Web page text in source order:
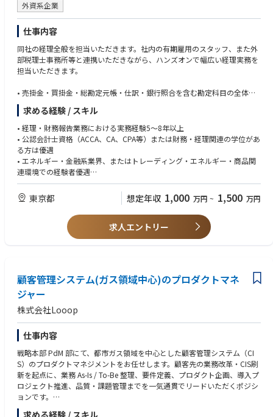
と、１Ｆ所長や現場責任者に助言・指導する専任職を担っていただくこと
を期待しています。
■配属先部署人数・構成
グループ年代別人数構成：50代1名（マネージャー）、40代1名、30代2
名、及び60代1名（福島第一原子力発電所に係る保障措置の専任職）
チーム別人数構成：1チーム
■部署の雰囲気
・上下関係なくフラットな雰囲気です。
・少人数グループのため、グループ全体のコミュニケーションは良好で
す。
・業務上に必要な英語力向上のため、メンバー全員がオンライン英会話を
受講しています（会社予算）
・福島県須賀川市【第３種電気主任技術者】
・福島県福島市【第２種電気主任技術者】
・福島県福島市【第３種電気主任技術者】
・福島県いわき市【第２種電気主任技術者】
・福島県いわき市【第３種電気主任技術者】
・福島県二本松市【第２種電気主任技術者】
・福島県楢葉町【第２種電気主任技術者】
～関東エリア～（茨城県、栃木県、群馬県、埼玉県、千葉県、東京都、神
奈川県、山梨県、長野県）
・茨城県久慈郡【第３種電気主任技術者】
・茨城県常陸太田市【第３種電気主任技術者】
・茨城県つくばみらい市【第２種電気主任技術者】
・茨城県美浦村【第２種電気主任技術者】
・茨城県高萩市【第２種電気主任技術者】
・栃木県栃木市【第２種電気主任技術者】
・栃木県栃木市【第３種電気主任技術者】
・栃木県宇都宮市【第２種電気主任技術者】
・群馬県高崎市【第２種電気主任技術者】
・千葉県市原市【第３種電気主任技術者】
・千葉県神埼町【第２種電気主任技術者】
・長野県木曽郡【第３種電気主任技術者】
・長野県木曽郡【第２種電気主任技術者】
・長野県松本市【第２種電気主任技術者】
・長野県駒ケ根市【第２種電気主任技術者】
～北陸、中部エリア～（新潟県、富山県、石川県、福井県、岐阜県、静岡
県、愛知県、三重県）
・新潟県阿賀野市【第３種電気主任技術者】
・富山県高岡市【第３種電気主任技術者】
・石川県宝達志水町【第３種電気主任技術者】
・石川県能美市【第３種電気主任技術者】
・石川県鳳珠郡穴水町【第２種電気主任技術者】
・石川県七尾市【第２種電気主任技術者】
外資系企業
仕事内容
同社の経理全般を担当いただきます。社内の有期雇用のスタッフ、また外
部税理士事務所等と連携いただきながら、ハンズオンで幅広い経理実務を
担当いただきます。
• 売掛金・買掛金・総勘定元帳・仕訳・銀行照合を含む勘定科目の全体管
理
• 月次・年次決算プロセスのリード（正確性・適時性の確保）
• 財務諸表および月次貸借対照表照合の作成
• 会計仕訳・照合の審査・承認
• グループ報告・連結業務
• IFRSおよびグループ要件に基づく本社への連結報告管理
• 消費税申告および国内税法への対応・管理
• 監査・内部統制対応
求める経験 / スキル
• 経理・財務報告業務における実務経験5〜8年以上
• 公認会計士資格（ACCA、CA、CPA等）または財務・経理関連の学位があ
る方は優遇
• エネルギー・金融系業界、またはトレーディング・エネルギー・商品関
連環境での経験者優遇
• SAP等のERPシステムの使用経験
• ビジネスレベルの英語力
東京都 想定年収 1,000 万円 ~ 1,500 万円
求人エントリー
顧客管理システム(ガス領域中心)のプロダクトマネ
ジャー
株式会社Looop
仕事内容
戦略本部 PdM 部にて、都市ガス領域を中心とした顧客管理システム（CI
S）のプロダクトマネジメントをお任せします。顧客先の業務改革・CIS刷
新を起点に、業務 As-Is / To-Be 整理、要件定義、プロダクト企画、導入プ
ロジェクト推進、品質・課題管理までを一気通貫でリードいただくポジシ
ョンです。
本CISは単独の受託開発システムではなく、当社の重要戦略である「Looo